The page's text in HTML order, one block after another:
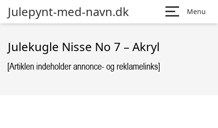
Julepynt-med-navn.dk Menu
Julekugle Nisse No 7 – Akryl